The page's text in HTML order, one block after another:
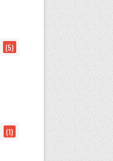
(5)
(1)